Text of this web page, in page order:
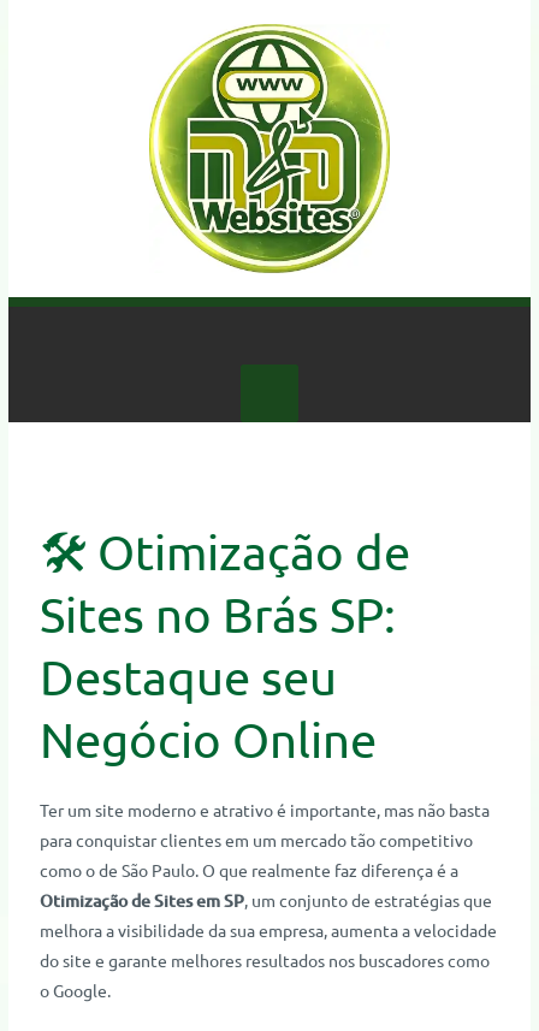
🛠️ Otimização de
Sites no Brás SP:
Destaque seu
Negócio Online
Ter um site moderno e atrativo é importante, mas não basta
para conquistar clientes em um mercado tão competitivo
como o de São Paulo. O que realmente faz diferença é a
Otimização de Sites em SP, um conjunto de estratégias que
melhora a visibilidade da sua empresa, aumenta a velocidade
do site e garante melhores resultados nos buscadores como
o Google.